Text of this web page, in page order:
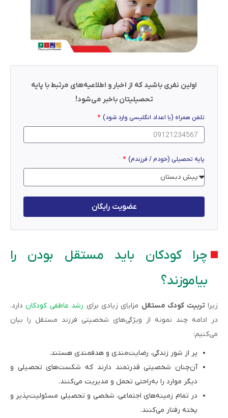
اولین نفری باشید که از اخبار و اطلاعیه‌های مرتبط با پایه
تحصیلیتان باخبر می‌شود!
تلفن همراه (با اعداد انگلیسی وارد شود)
پایه تحصیلی (خودم / فرزندم)
عضویت رایگان
چرا کودکان باید مستقل بودن را
بیاموزند؟
زیرا تربیت کودک مستقل مزایای زیادی برای رشد عاطفی کودکان دارد.
در ادامه چند نمونه از ویژگی‌های شخصیتی فرزند مستقل را بیان
می‌کنیم:
پر از شور زندگی، رضایت‌مندی و هدفمندی هستند.
آن‌چنان شخصیتی قدرتمند دارند که شکست‌های تحصیلی و
دیگر موارد را به‌راحتی تحمل و مدیریت می‌کنند.
در تمام زمینه‌های اجتماعی، شخصی و تحصیلی مسئولیت‌پذیر و
پخته رفتار می‌کنند.